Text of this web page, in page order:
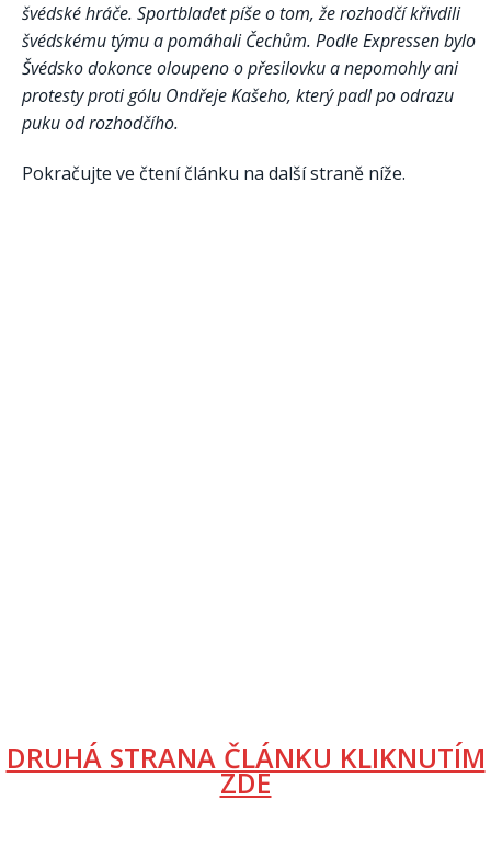
švédské hráče. Sportbladet píše o tom, že rozhodčí křivdili
švédskému týmu a pomáhali Čechům. Podle Expressen bylo
Švédsko dokonce oloupeno o přesilovku a nepomohly ani
protesty proti gólu Ondřeje Kašeho, který padl po odrazu
puku od rozhodčího.
Pokračujte ve čtení článku na další straně níže.
DRUHÁ STRANA ČLÁNKU KLIKNUTÍM
ZDE